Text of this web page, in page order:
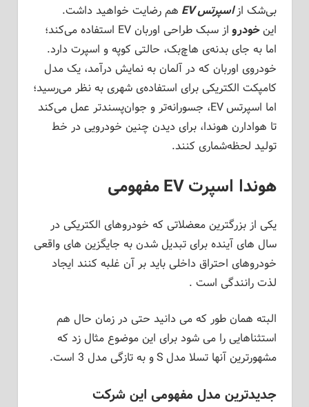
بی‌شک ازاسپرتسEV هم رضایت خواهید داشت.
اینخودرو
از سبک طراحی اوربان EV استفاده می‌کند؛
اما به جای بدنه‌ی هاچ‌بک، حالتی کوپه و اسپرت دارد.
خودروی اوربان که در آلمان به نمایش درآمد، یک مدل
کامپکت الکتریکی برای استفاده‌ی شهری به نظر می‌رسید؛
اما اسپرتس EV، جسورانه‌تر و جوان‌پسندتر عمل می‌کند
تا هوادارن هوندا، برای دیدن چنین خودرویی در خط
تولید لحظه‌شماری کنند.
هوندا اسپرتEVمفهومی
یکی از بزرگترین معضلاتی که خودروهای الکتریکی در
سال های آینده برای تبدیل شدن به جایگزین های واقعی
خودروهای احتراق داخلی باید بر آن غلبه کنند ایجاد
لذت رانندگی است .
البته همان طور که می دانید حتی در زمان حال هم
استثناهایی را می شود برای این موضوع مثال زد که
مشهورترین آنها تسلا مدلSو به تازگی مدل 3 است.
جدیدترین مدل مفهومی این شرکت